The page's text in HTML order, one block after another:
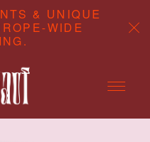
& UNIQUE
WIDE